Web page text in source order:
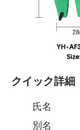
クイック詳細
氏名
別名